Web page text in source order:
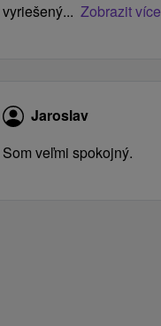
vyriešený... Zobrazit více
Jaroslav
Som veľmi spokojný.